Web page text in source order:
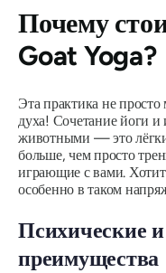
Почему
Goat Yoga?
Эта практика не
духа! Сочетание йоги и
животными — это
больше, чем просто
играющие с вами.
особенно в таком
Психические
преимущества